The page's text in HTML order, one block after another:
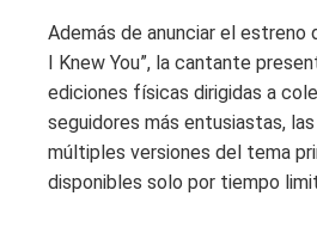
Además de anunciar el estreno
I Knew You”, la cantante
ediciones físicas dirigidas a
seguidores más entusiastas,
múltiples versiones del tema
disponibles solo por tiempo